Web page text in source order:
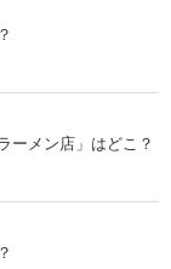
？